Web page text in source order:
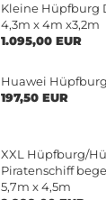
Kleine Hüpfburg
4,3m x 4m x3,2m
1.095,00 EUR
Huawei Hüpfburg
197,50 EUR
XXL Hüpfburg/
Piratenschiff
5,7m x 4,5m